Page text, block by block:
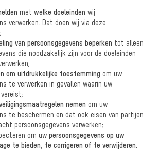
met welke doeleinden wij
verwerken. Dat doen wij via deze
van persoonsgegevens beperken tot alleen
die noodzakelijk zijn voor de doeleinden
om uitdrukkelijke toestemming om uw
te verwerken in gevallen waarin uw
nemen om uw
te beschermen en dat ook eisen van partijen
persoonsgegevens verwerken;
om uw persoonsgegevens op uw
te bieden, te corrigeren of te verwijderen.